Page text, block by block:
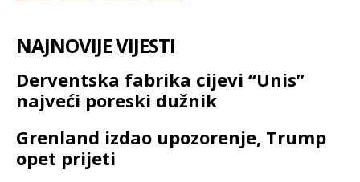
NAJNOVIJE VIJESTI
Derventska fabrika cijevi “Unis”
najveći poreski dužnik
Grenland izdao upozorenje, Trump
opet prijeti